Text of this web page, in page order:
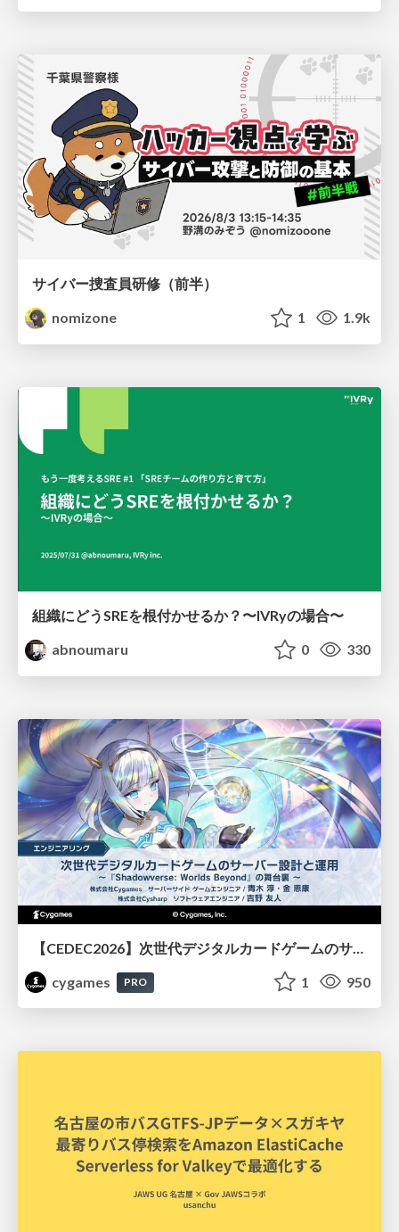
サイバー捜査員研修（前半）
nomizone
1 1.9k
組織にどうSREを根付かせるか？〜IVRyの場合〜
abnoumaru
0 330
cygames
PRO 1 950